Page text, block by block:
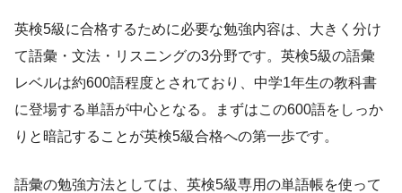
英検5級に合格するために必要な勉強内容は、大きく分け
て語彙・文法・リスニングの3分野です。英検5級の語彙
レベルは約600語程度とされており、中学1年生の教科書
に登場する単語が中心となる。まずはこの600語をしっか
りと暗記することが英検5級合格への第一歩です。
語彙の勉強方法としては、英検5級専用の単語帳を使って